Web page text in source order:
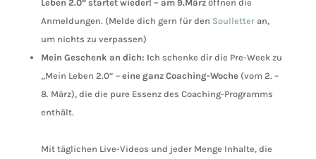
Leben 2.0“ startet wieder! – am 9.Märzöffnen die
Anmeldungen. (Melde dich gern für den Soulletteran,
um nichts zu verpassen)
Mein Geschenk an dich: Ich schenke dir die Pre-Week zu
„Mein Leben 2.0“ – eine ganz Coaching-Woche(vom 2. –
8. März), die die pure Essenz des Coaching-Programms
enthält.
Mit täglichen Live-Videos und jeder Menge Inhalte, die